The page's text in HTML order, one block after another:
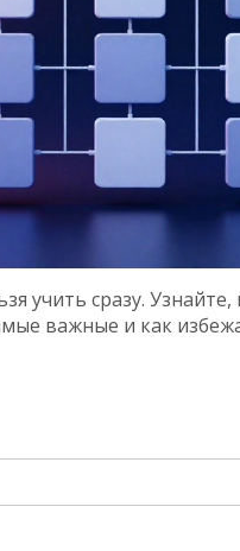
учить сразу. Узнайте,
важные и как